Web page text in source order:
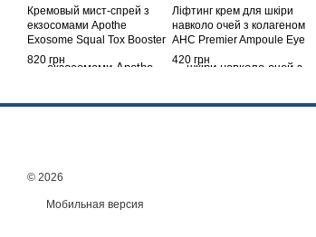
Кремовый мист-спрей з
екзосомами Apothe
Exosome Squal Tox Booster
Cream Mist 100ml
820 грн
Ліфтинг крем для шкіри
навколо очей з колагеном
AHC Premier Ampoule Eye
Cream For Face Line
Tightening, 40 мл
420 грн
© 2026
Мобильная версия